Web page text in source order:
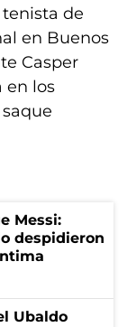
de
en Buenos
Casper
en los
Messi:
despidieron
Ubaldo